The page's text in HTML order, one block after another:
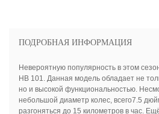
ПОДРОБНАЯ ИНФОРМАЦИЯ
Невероятную популярность в этом
HB 101. Данная модель обладает не
но и высокой функциональностью.
небольшой диаметр колес, всего7.5
разгоняться до 15 километров в час.